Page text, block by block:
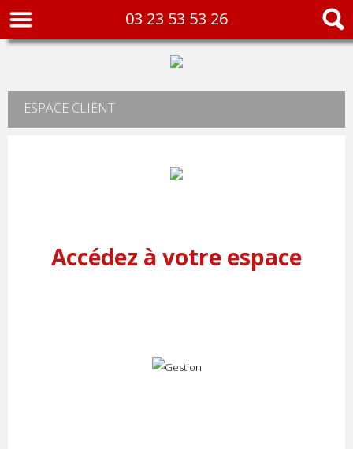
03 23 53 53 26
ESPACE CLIENT
Accédez à votre espace